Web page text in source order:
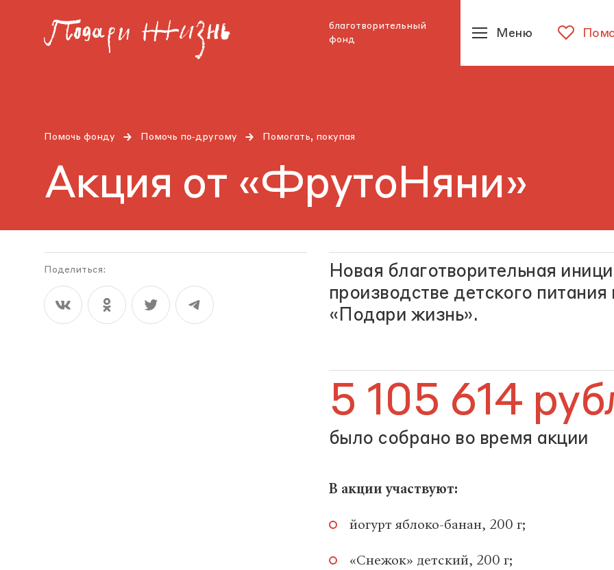
благотворительный
фонд
Меню
Помочь фонду Помочь по‑другому Помогать, покупая
Акция от «ФрутоНяни»
Поделиться:
Новая благотворительная
производстве детского
«Подари жизнь».
5 105 614
было собрано во время акции
В акции участвуют:
йогурт яблоко-банан, 200 г;
«Снежок» детский, 200 г;